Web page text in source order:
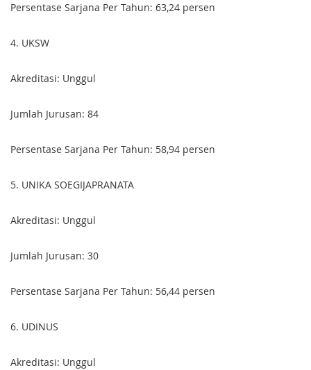
Persentase Sarjana Per Tahun: 63,24 persen
4. UKSW
Akreditasi: Unggul
Jumlah Jurusan: 84
Persentase Sarjana Per Tahun: 58,94 persen
5. UNIKA SOEGIJAPRANATA
Akreditasi: Unggul
Jumlah Jurusan: 30
Persentase Sarjana Per Tahun: 56,44 persen
6. UDINUS
Akreditasi: Unggul